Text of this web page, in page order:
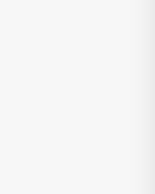
PRISON ET 5